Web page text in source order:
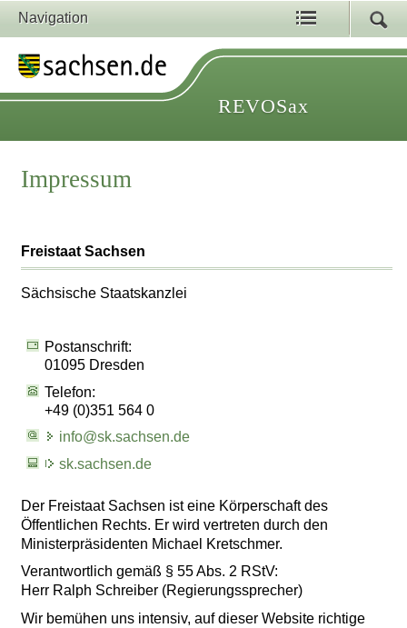
Navigation
REVOSax
Impressum
Freistaat Sachsen
Sächsische Staatskanzlei
Postanschrift:
01095 Dresden
Telefon:
+49 (0)351 564 0
info@sk.sachsen.de
sk.sachsen.de
Der Freistaat Sachsen ist eine Körperschaft des
Öffentlichen Rechts. Er wird vertreten durch den
Ministerpräsidenten Michael Kretschmer.
Verantwortlich gemäß § 55 Abs. 2 RStV:
Herr Ralph Schreiber (Regierungssprecher)
Wir bemühen uns intensiv, auf dieser Website richtige